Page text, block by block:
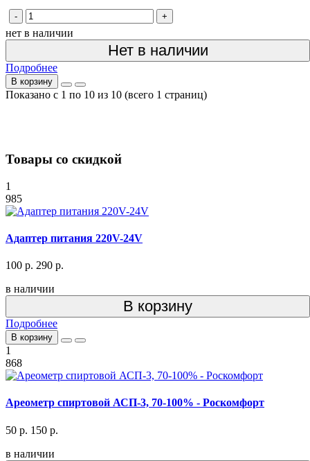
- +
нет в наличии
Нет в наличии
Подробнее
В корзину
Показано с 1 по 10 из 10 (всего 1 страниц)
Товары со скидкой
1
985
Адаптер питания 220V-24V
100 р. 290 р.
в наличии
В корзину
Подробнее
В корзину
1
868
Ареометр спиртовой АСП-3, 70-100% - Роскомфорт
50 р. 150 р.
в наличии